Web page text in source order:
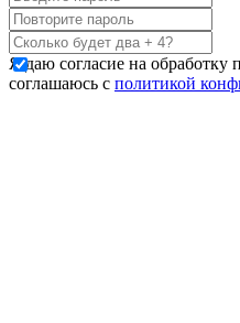
Я даю согласие на обработку
соглашаюсь с политикой